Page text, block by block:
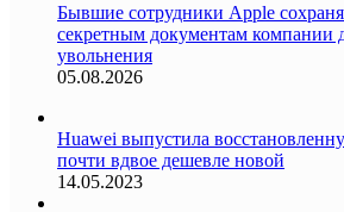
Бывшие сотрудники Apple
секретным документам компании
увольнения
05.08.2026
Huawei выпустила
почти вдвое дешевле новой
14.05.2023